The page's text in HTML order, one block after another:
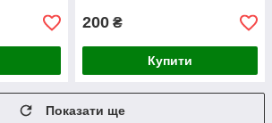
200 ₴
Купити
Показати ще